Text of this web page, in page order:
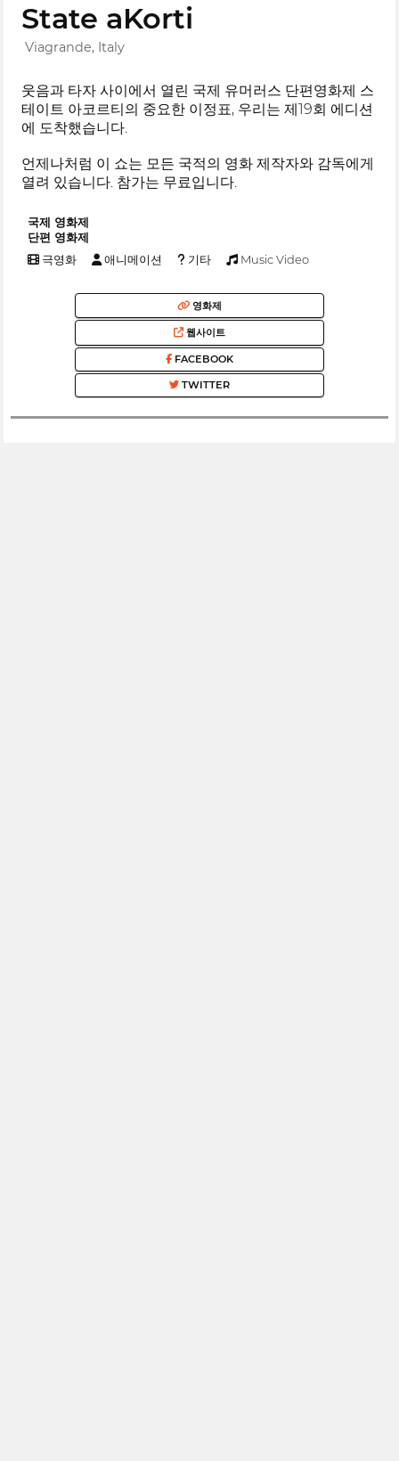
State aKorti
Viagrande, Italy
웃음과 타자 사이에서 열린 국제 유머러스 단편영화제 스
테이트 아코르티의 중요한 이정표, 우리는 제19회 에디션
에 도착했습니다.
언제나처럼 이 쇼는 모든 국적의 영화 제작자와 감독에게
열려 있습니다. 참가는 무료입니다.
국제 영화제
단편 영화제
극영화 애니메이션 기타 Music Video
영화제
웹사이트
FACEBOOK
TWITTER